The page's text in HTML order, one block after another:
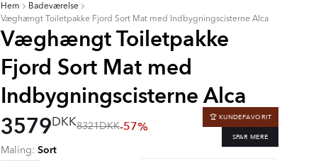
Hem
Badeværelse
Væghængt Toiletpakke Fjord Sort Mat med Indbygningscisterne Alca
Væghængt Toiletpakke
Fjord Sort Mat med
Indbygningscisterne Alca
3579DKK8321DKK-57%
🏆 KUNDEFAVORIT
SPAR MERE
Maling:Sort